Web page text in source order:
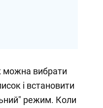
можна вибрати
і встановити
режим. Коли